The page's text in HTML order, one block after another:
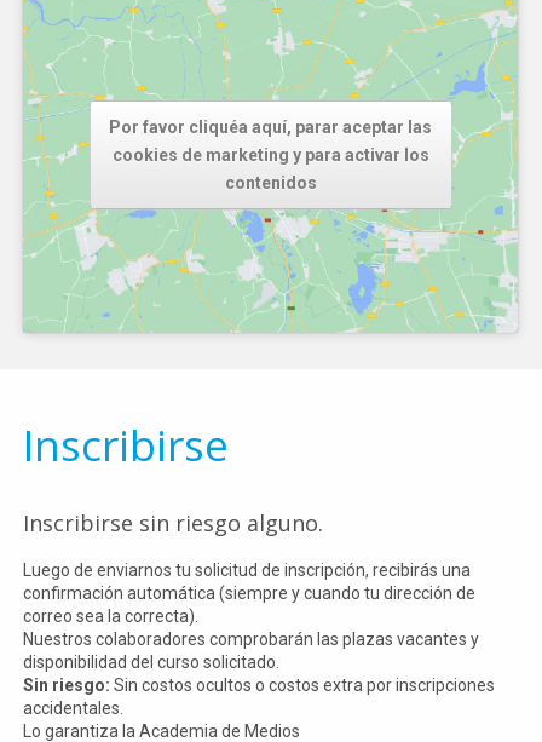
Por favor cliquéa aquí, parar aceptar las
cookies de marketing y para activar los
contenidos
Inscribirse
Inscribirse sin riesgo alguno.
Luego de enviarnos tu solicitud de inscripción, recibirás una
confirmación automática (siempre y cuando tu dirección de
correo sea la correcta).
Nuestros colaboradores comprobarán las plazas vacantes y
disponibilidad del curso solicitado.
Sin riesgo: Sin costos ocultos o costos extra por inscripciones
accidentales.
Lo garantiza la Academia de Medios